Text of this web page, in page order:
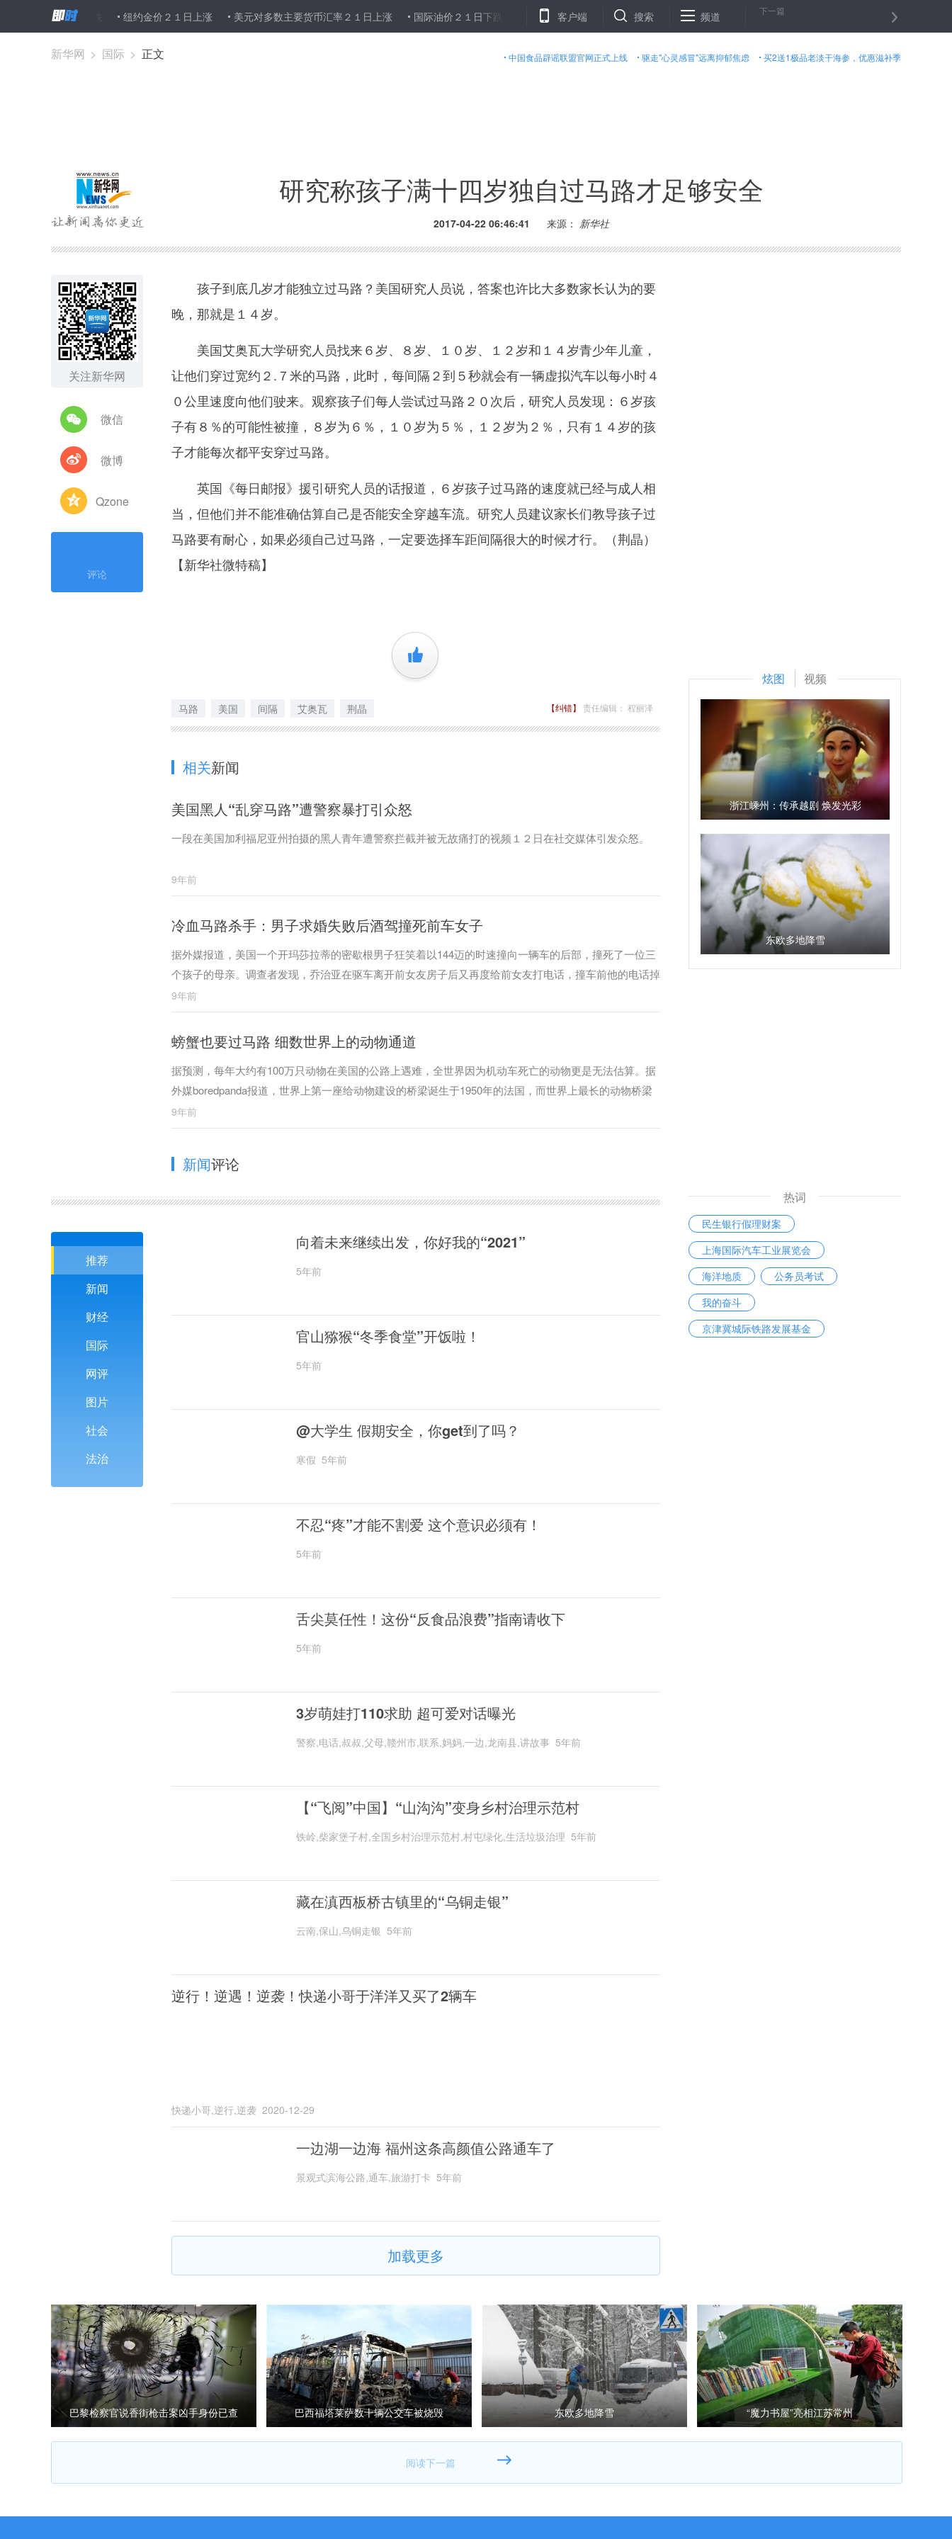
２１日下跌 纽约金价２１日上涨 美元对多数主要货币汇率２１日上涨 国际油价２１日下跌，６月交货的纽约轻质原油期货价格下跌１．０９美元，收于每桶４９．６２美元。 联合国秘书长古特
客户端 搜索 频道 下一篇
中国食品辟谣联盟官网正式上线 驱走"心灵感冒"远离抑郁焦虑 买2送1极品老淡干海参，优惠滋补季
新华网 > 国际 > 正文
研究称孩子满十四岁独自过马路才足够安全
2017-04-22 06:46:41 来源： 新华社
关注新华网
微信
微博
Qzone
评论
孩子到底几岁才能独立过马路？美国研究人员说，答案也许比大多数家长认为的要
晚，那就是１４岁。
美国艾奥瓦大学研究人员找来６岁、８岁、１０岁、１２岁和１４岁青少年儿童，
让他们穿过宽约２.７米的马路，此时，每间隔２到５秒就会有一辆虚拟汽车以每小时４
０公里速度向他们驶来。观察孩子们每人尝试过马路２０次后，研究人员发现：６岁孩
子有８％的可能性被撞，８岁为６％，１０岁为５％，１２岁为２％，只有１４岁的孩
子才能每次都平安穿过马路。
英国《每日邮报》援引研究人员的话报道，６岁孩子过马路的速度就已经与成人相
当，但他们并不能准确估算自己是否能安全穿越车流。研究人员建议家长们教导孩子过
马路要有耐心，如果必须自己过马路，一定要选择车距间隔很大的时候才行。（荆晶）
【新华社微特稿】
+1
马路 美国 间隔 艾奥瓦 荆晶 【纠错】 责任编辑： 程丽泽
相关新闻
美国黑人“乱穿马路”遭警察暴打引众怒
一段在美国加利福尼亚州拍摄的黑人青年遭警察拦截并被无故痛打的视频１２日在社交媒体引发众怒。
9年前
冷血马路杀手：男子求婚失败后酒驾撞死前车女子
据外媒报道，美国一个开玛莎拉蒂的密歇根男子狂笑着以144迈的时速撞向一辆车的后部，撞死了一位三
个孩子的母亲。调查者发现，乔治亚在驱车离开前女友房子后又再度给前女友打电话，撞车前他的电话掉
在车里，而酒精和超速导致了惨剧的发生。
9年前
螃蟹也要过马路 细数世界上的动物通道
据预测，每年大约有100万只动物在美国的公路上遇难，全世界因为机动车死亡的动物更是无法估算。据
外媒boredpanda报道，世界上第一座给动物建设的桥梁诞生于1950年的法国，而世界上最长的动物桥梁
位于荷兰。
9年前
新闻评论
推荐
新闻
财经
国际
网评
图片
社会
法治
向着未来继续出发，你好我的“2021”
5年前
官山猕猴“冬季食堂”开饭啦！
5年前
@大学生 假期安全，你get到了吗？
寒假 5年前
不忍“疼”才能不割爱 这个意识必须有！
5年前
舌尖莫任性！这份“反食品浪费”指南请收下
5年前
3岁萌娃打110求助 超可爱对话曝光
警察,电话,叔叔,父母,赣州市,联系,妈妈,一边,龙南县,讲故事 5年前
【“飞阅”中国】“山沟沟”变身乡村治理示范村
铁岭,柴家堡子村,全国乡村治理示范村,村屯绿化,生活垃圾治理 5年前
藏在滇西板桥古镇里的“乌铜走银”
云南,保山,乌铜走银 5年前
逆行！逆遇！逆袭！快递小哥于洋洋又买了2辆车
快递小哥,逆行,逆袭 2020-12-29
一边湖一边海 福州这条高颜值公路通车了
景观式滨海公路,通车,旅游打卡 5年前
加载更多
炫图 视频
浙江嵊州：传承越剧 焕发光彩
东欧多地降雪
热词
民生银行假理财案
上海国际汽车工业展览会
海洋地质
公务员考试
我的奋斗
京津冀城际铁路发展基金
巴黎检察官说香街枪击案凶手身份已查
巴西福塔莱萨数十辆公交车被烧毁 东欧多地降雪 “魔力书屋”亮相江苏常州